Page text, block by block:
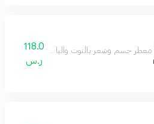
معطر جسم وشعر بالتوت والياسمين لإحساس
118.0
ر.س